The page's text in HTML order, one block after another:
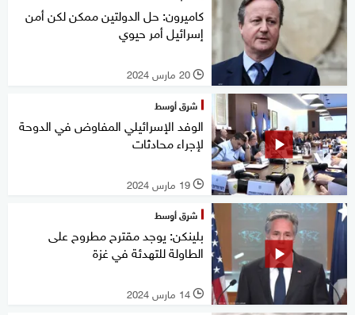
كاميرون: حل الدولتين ممكن لكن أمن
إسرائيل أمر حيوي
l 20 مارس 2024
شرق أوسط
الوفد الإسرائيلي المفاوض في الدوحة
لإجراء محادثات
l 19 مارس 2024
شرق أوسط
بلينكن: يوجد مقترح مطروح على
الطاولة للتهدئة في غزة
l 14 مارس 2024